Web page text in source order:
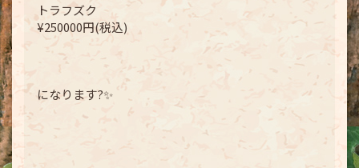
トラフズク
¥250000円(税込)
になります?✨